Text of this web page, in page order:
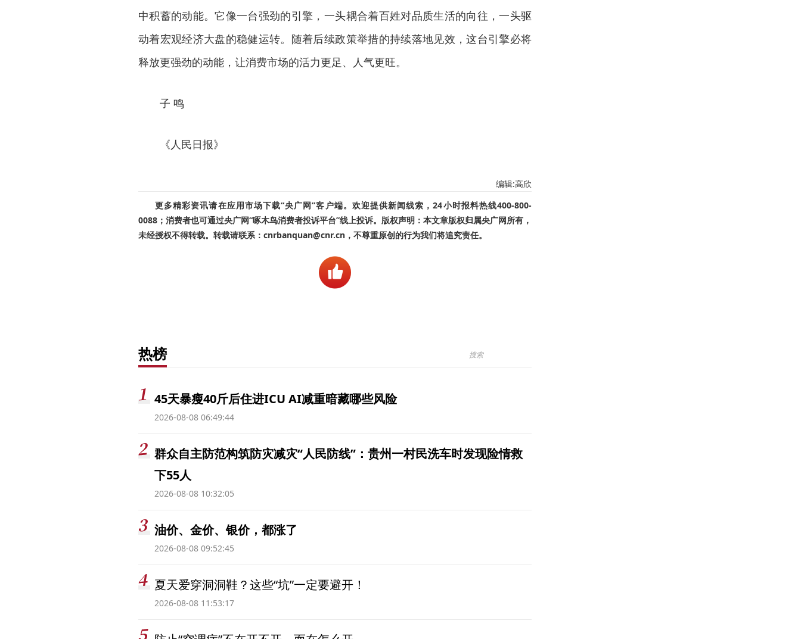
中积蓄的动能。它像一台强劲的引擎，一头耦合着百姓对品质生活的向往，一头驱
动着宏观经济大盘的稳健运转。随着后续政策举措的持续落地见效，这台引擎必将
释放更强劲的动能，让消费市场的活力更足、人气更旺。
子 鸣
《人民日报》
编辑:高欣
更多精彩资讯请在应用市场下载“央广网”客户端。欢迎提供新闻线索，24小时报料热线400-800-
0088；消费者也可通过央广网“啄木鸟消费者投诉平台”线上投诉。版权声明：本文章版权归属央广网所有，
未经授权不得转载。转载请联系：cnrbanquan@cnr.cn，不尊重原创的行为我们将追究责任。
热榜
45天暴瘦40斤后住进ICU AI减重暗藏哪些风险
2026-08-08 06:49:44
群众自主防范构筑防灾减灾“人民防线”：贵州一村民洗车时发现险情救
下55人
2026-08-08 10:32:05
油价、金价、银价，都涨了
2026-08-08 09:52:45
夏天爱穿洞洞鞋？这些“坑”一定要避开！
2026-08-08 11:53:17